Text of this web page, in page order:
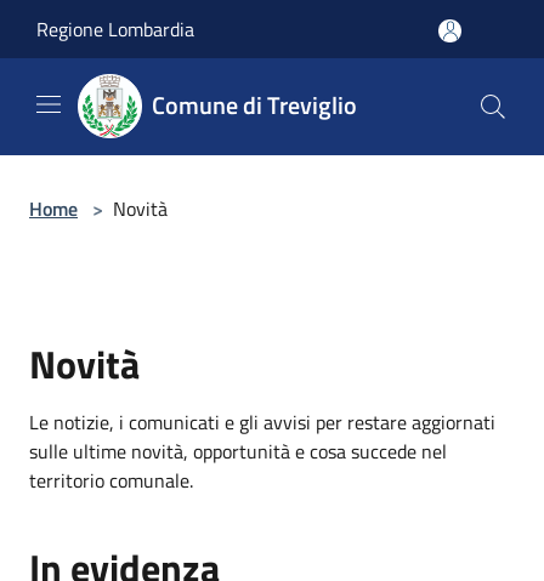
Regione Lombardia
Comune di Treviglio
Home > Novità
Novità
Le notizie, i comunicati e gli avvisi per restare aggiornati
sulle ultime novità, opportunità e cosa succede nel
territorio comunale.
In evidenza